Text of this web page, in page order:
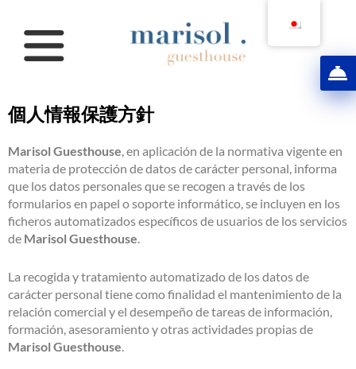
ス
ッ
プ
個人情報保護方針
Marisol Guesthouse, en aplicación de la normativa vigente en
materia de protección de datos de carácter personal, informa
que los datos personales que se recogen a través de los
formularios en papel o soporte informático, se incluyen en los
ficheros automatizados específicos de usuarios de los servicios
de Marisol Guesthouse.
La recogida y tratamiento automatizado de los datos de
carácter personal tiene como finalidad el mantenimiento de la
relación comercial y el desempeño de tareas de información,
formación, asesoramiento y otras actividades propias de
Marisol Guesthouse